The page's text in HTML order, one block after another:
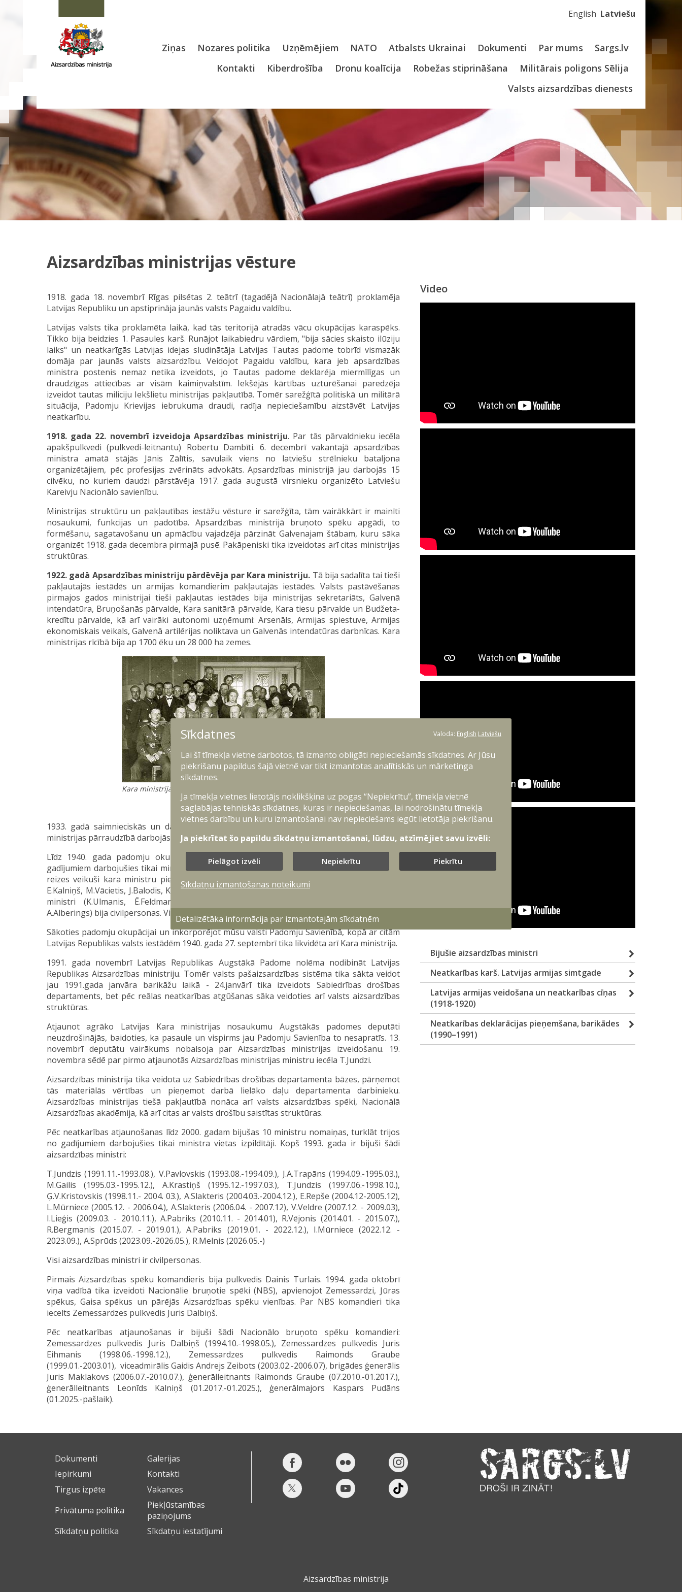
English Latviešu
Ziņas Nozares politika Uzņēmējiem NATO Atbalsts Ukrainai Dokumenti Par mums
Sargs.lv
Kontakti
Kiberdrošība Dronu koalīcija Robežas stiprināšana
Militārais poligons Sēlija
Valsts aizsardzības dienests
Aizsardzības ministrijas vēsture
1918. gada 18. novembrī Rīgas pilsētas 2. teātrī (tagadējā Nacionālajā teātrī) proklamēja
Latvijas Republiku un apstiprināja jaunās valsts Pagaidu valdību.
Latvijas valsts tika proklamēta laikā, kad tās teritorijā atradās vācu okupācijas karaspēks.
Tikko bija beidzies 1. Pasaules karš. Runājot laikabiedru vārdiem, "bija sācies skaisto ilūziju
laiks" un neatkarīgās Latvijas idejas sludinātāja Latvijas Tautas padome tobrīd vismazāk
domāja par jaunās valsts aizsardzību. Veidojot Pagaidu valdību, kara jeb apsardzības
ministra postenis nemaz netika izveidots, jo Tautas padome deklarēja miermīlīgas un
draudzīgas attiecības ar visām kaimiņvalstīm. Iekšējās kārtības uzturēšanai paredzēja
izveidot tautas miliciju Iekšlietu ministrijas pakļautībā. Tomēr sarežģītā politiskā un militārā
situācija, Padomju Krievijas iebrukuma draudi, radīja nepieciešamību aizstāvēt Latvijas
neatkarību.
1918. gada 22. novembrī izveidoja Apsardzības ministriju. Par tās pārvaldnieku iecēla
apakšpulkvedi (pulkvedi-leitnantu) Robertu Dambīti. 6. decembrī vakantajā apsardzības
ministra amatā stājās Jānis Zālītis, savulaik viens no latviešu strēlnieku bataljona
organizētājiem, pēc profesijas zvērināts advokāts. Apsardzības ministrijā jau darbojās 15
cilvēku, no kuriem daudzi pārstāvēja 1917. gada augustā virsnieku organizēto Latviešu
Kareivju Nacionālo savienību.
Ministrijas struktūru un pakļautības iestāžu vēsture ir sarežģīta, tām vairākkārt ir mainīti
nosaukumi, funkcijas un padotība. Apsardzības ministrijā bruņoto spēku apgādi, to
formēšanu, sagatavošanu un apmācību vajadzēja pārzināt Galvenajam štābam, kuru sāka
organizēt 1918. gada decembra pirmajā pusē. Pakāpeniski tika izveidotas arī citas ministrijas
struktūras.
1922. gadā Apsardzības ministriju pārdēvēja par Kara ministriju. Tā bija sadalīta tai tieši
pakļautajās iestādēs un armijas komandierim pakļautajās iestādēs. Valsts pastāvēšanas
pirmajos gados ministrijai tieši pakļautas iestādes bija ministrijas sekretariāts, Galvenā
intendatūra, Bruņošanās pārvalde, Kara sanitārā pārvalde, Kara tiesu pārvalde un Budžeta-
kredītu pārvalde, kā arī vairāki autonomi uzņēmumi: Arsenāls, Armijas spiestuve, Armijas
ekonomiskais veikals, Galvenā artilērijas noliktava un Galvenās intendatūras darbnīcas. Kara
ministrijas rīcībā bija ap 1700 ēku un 28 000 ha zemes.
Kara ministrijas darbinieki, 1930-tie gadi.
1933. gadā saimnieciskās un dažādās apgādes daļas apvienojās Apgādes pārvaldē. Kara
ministrijas pārraudzībā darbojās arī 1916. gadā dibinātais Kara muzejs.
Līdz 1940. gada padomju okupācijai bijušas 22 ministru nomaiņas, pie tam trijos no
gadījumiem darbojušies tikai ministra vietas izpildītāji. No 18 personām, kas vienu vai divas
reizes veikuši kara ministru pienākumus, sešas bija ģenerāļi (D.Simansons, R.Bangerskis,
E.Kalniņš, M.Vācietis, J.Balodis, K.Berķis), divi pulkveži (F.Birkenšteins, E.Laimiņš), bet pārējie
ministri (K.Ulmanis, Ē.Feldmanis, J.Goldmanis, G.Zemgals, J.Ducens, J.Arājs, A.Ozols,
A.Alberings) bija civilpersonas. Visilgāk - 8,5 gadus - Kara ministriju vadīja ģenerālis J. Balodis.
Sākoties padomju okupācijai un inkorporējot mūsu valsti Padomju Savienībā, kopā ar citām
Latvijas Republikas valsts iestādēm 1940. gada 27. septembrī tika likvidēta arī Kara ministrija.
1991. gada novembrī Latvijas Republikas Augstākā Padome nolēma nodibināt Latvijas
Republikas Aizsardzības ministriju. Tomēr valsts pašaizsardzības sistēma tika sākta veidot
jau 1991.gada janvāra barikāžu laikā - 24.janvārī tika izveidots Sabiedrības drošības
departaments, bet pēc reālas neatkarības atgūšanas sāka veidoties arī valsts aizsardzības
struktūras.
Atjaunot agrāko Latvijas Kara ministrijas nosaukumu Augstākās padomes deputāti
neuzdrošinājās, baidoties, ka pasaule un vispirms jau Padomju Savienība to nesapratīs. 13.
novembrī deputātu vairākums nobalsoja par Aizsardzības ministrijas izveidošanu. 19.
novembra sēdē par pirmo atjaunotās Aizsardzības ministrijas ministru iecēla T.Jundzi.
Aizsardzības ministrija tika veidota uz Sabiedrības drošības departamenta bāzes, pārņemot
tās materiālās vērtības un pieņemot darbā lielāko daļu departamenta darbinieku.
Aizsardzības ministrijas tiešā pakļautībā nonāca arī valsts aizsardzības spēki, Nacionālā
Aizsardzības akadēmija, kā arī citas ar valsts drošību saistītas struktūras.
Pēc neatkarības atjaunošanas līdz 2000. gadam bijušas 10 ministru nomaiņas, turklāt trijos
no gadījumiem darbojušies tikai ministra vietas izpildītāji. Kopš 1993. gada ir bijuši šādi
aizsardzības ministri:
T.Jundzis (1991.11.-1993.08.), V.Pavlovskis (1993.08.-1994.09.), J.A.Trapāns (1994.09.-1995.03.),
M.Gailis (1995.03.-1995.12.), A.Krastiņš (1995.12.-1997.03.), T.Jundzis (1997.06.-1998.10.),
Ģ.V.Kristovskis (1998.11.- 2004. 03.), A.Slakteris (2004.03.-2004.12.), E.Repše (2004.12-2005.12),
L.Mūrniece (2005.12. - 2006.04.), A.Slakteris (2006.04. - 2007.12), V.Veldre (2007.12. - 2009.03),
I.Lieģis (2009.03. - 2010.11.), A.Pabriks (2010.11. - 2014.01), R.Vējonis (2014.01. - 2015.07.),
R.Bergmanis (2015.07. - 2019.01.), A.Pabriks (2019.01. - 2022.12.), I.Mūrniece (2022.12. -
2023.09.), A.Sprūds (2023.09.-2026.05.), R.Melnis (2026.05.-)
Visi aizsardzības ministri ir civilpersonas.
Pirmais Aizsardzības spēku komandieris bija pulkvedis Dainis Turlais. 1994. gada oktobrī
viņa vadībā tika izveidoti Nacionālie bruņotie spēki (NBS), apvienojot Zemessardzi, Jūras
spēkus, Gaisa spēkus un pārējās Aizsardzības spēku vienības. Par NBS komandieri tika
iecelts Zemessardzes pulkvedis Juris Dalbiņš.
Pēc neatkarības atjaunošanas ir bijuši šādi Nacionālo bruņoto spēku komandieri:
Zemessardzes pulkvedis Juris Dalbiņš (1994.10.-1998.05.), Zemessardzes pulkvedis Juris
Eihmanis (1998.06.-1998.12.), Zemessardzes pulkvedis Raimonds Graube
(1999.01.-2003.01), viceadmirālis Gaidis Andrejs Zeibots (2003.02.-2006.07), brigādes ģenerālis
Juris Maklakovs (2006.07.-2010.07.), ģenerālleitnants Raimonds Graube (07.2010.-01.2017.),
ģenerālleitnants Leonīds Kalniņš (01.2017.-01.2025.), ģenerālmajors Kaspars Pudāns
(01.2025.-pašlaik).
Video
Bijušie aizsardzības ministri
Neatkarības karš. Latvijas armijas simtgade
Latvijas armijas veidošana un neatkarības cīņas
(1918-1920)
Neatkarības deklarācijas pieņemšana, barikādes
(1990–1991)
Dokumenti
Galerijas
Iepirkumi
Kontakti
Tirgus izpēte
Vakances
Privātuma politika
Piekļūstamības
paziņojums
Sīkdatņu politika
Sīkdatņu iestatījumi
Aizsardzības ministrija
Sīkdatnes Valoda: English Latviešu
Lai šī tīmekļa vietne darbotos, tā izmanto obligāti nepieciešamās sīkdatnes. Ar Jūsu
piekrišanu papildus šajā vietnē var tikt izmantotas analītiskās un mārketinga
sīkdatnes.
Ja tīmekļa vietnes lietotājs noklikšķina uz pogas “Nepiekrītu”, tīmekļa vietnē
saglabājas tehniskās sīkdatnes, kuras ir nepieciešamas, lai nodrošinātu tīmekļa
vietnes darbību un kuru izmantošanai nav nepieciešams iegūt lietotāja piekrišanu.
Ja piekrītat šo papildu sīkdatņu izmantošanai, lūdzu, atzīmējiet savu izvēli:
Pielāgot izvēli Nepiekrītu Piekrītu
Sīkdatņu izmantošanas noteikumi
Detalizētāka informācija par izmantotajām sīkdatnēm